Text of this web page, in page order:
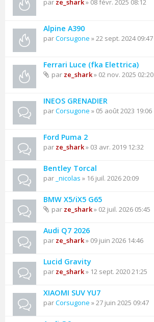
par ze_shark» 08 févr. 2025 08:12
Alpine A390
parCorsugone » 22 sept. 2024 09:47
Ferrari Luce (fka Elettrica)
par ze_shark» 02 nov. 2025 02:20
INEOS GRENADIER
parCorsugone » 05 août 2023 19:06
Ford Puma 2
par ze_shark» 03 avr. 2019 12:32
Bentley Torcal
par _nicolas » 16 juil. 2026 20:09
BMW X5/iX5 G65
par ze_shark» 02 juil. 2026 05:45
Audi Q7 2026
par ze_shark» 09 juin 2026 14:46
Lucid Gravity
par ze_shark» 12 sept. 2020 21:25
XIAOMI SUV YU7
parCorsugone » 27 juin 2025 09:47